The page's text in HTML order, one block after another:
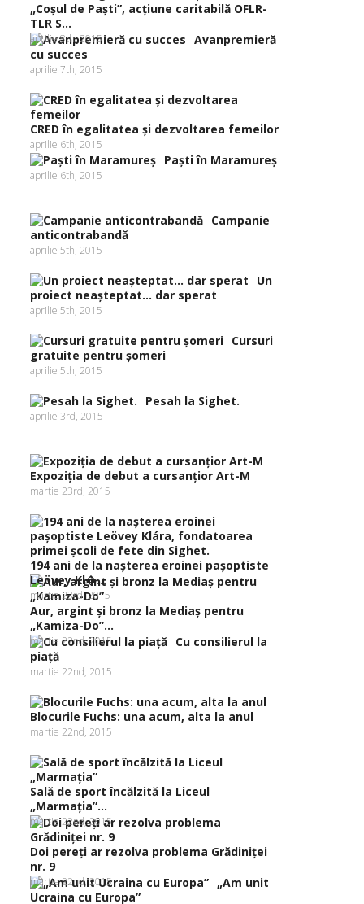
„Coşul de Paşti”, acţiune caritabilă OFLR-
TLR S...
aprilie 8th, 2015
Avanpremieră
cu succes
aprilie 7th, 2015
CRED în egalitatea şi dezvoltarea femeilor
aprilie 6th, 2015
Paşti în Maramureş
aprilie 6th, 2015
Campanie
anticontrabandă
aprilie 5th, 2015
Un
proiect neaşteptat… dar sperat
aprilie 5th, 2015
Cursuri
gratuite pentru şomeri
aprilie 5th, 2015
Pesah la Sighet.
aprilie 3rd, 2015
Expoziţia de debut a cursanţior Art-M
martie 23rd, 2015
194 ani de la naşterea eroinei paşoptiste
Leövey Kl�...
martie 23rd, 2015
Aur, argint şi bronz la Mediaş pentru
„Kamiza-Do”...
martie 22nd, 2015
Cu consilierul la
piaţă
martie 22nd, 2015
Blocurile Fuchs: una acum, alta la anul
martie 22nd, 2015
Sală de sport încălzită la Liceul
„Marmaţia”...
martie 22nd, 2015
Doi pereţi ar rezolva problema Grădiniţei
nr. 9
martie 22nd, 2015
„Am unit
Ucraina cu Europa”